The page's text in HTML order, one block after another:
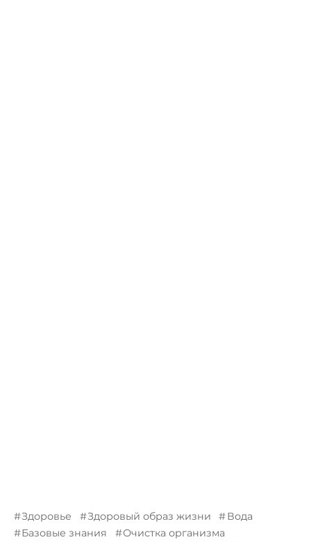
Здоровье Здоровый образ жизни
Вода
Базовые знания
Очистка организма